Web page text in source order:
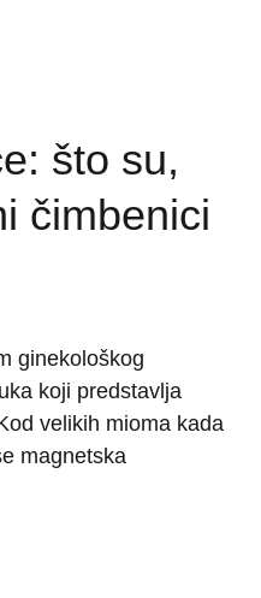
što su,
čimbenici
ginekološkog
koji predstavlja
velikih mioma kada
magnetska